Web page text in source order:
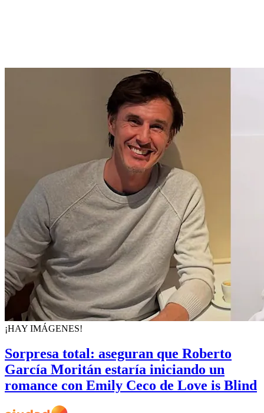
¡HAY IMÁGENES!
Sorpresa total: aseguran que Roberto
García Moritán estaría iniciando un
romance con Emily Ceco de Love is Blind